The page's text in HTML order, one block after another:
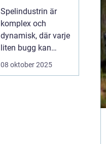
buggar och
förbättrar
spelupplevelsen
Spelindustrin är
komplex och
dynamisk, där varje
liten bugg kan
påverka
08 oktober 2025